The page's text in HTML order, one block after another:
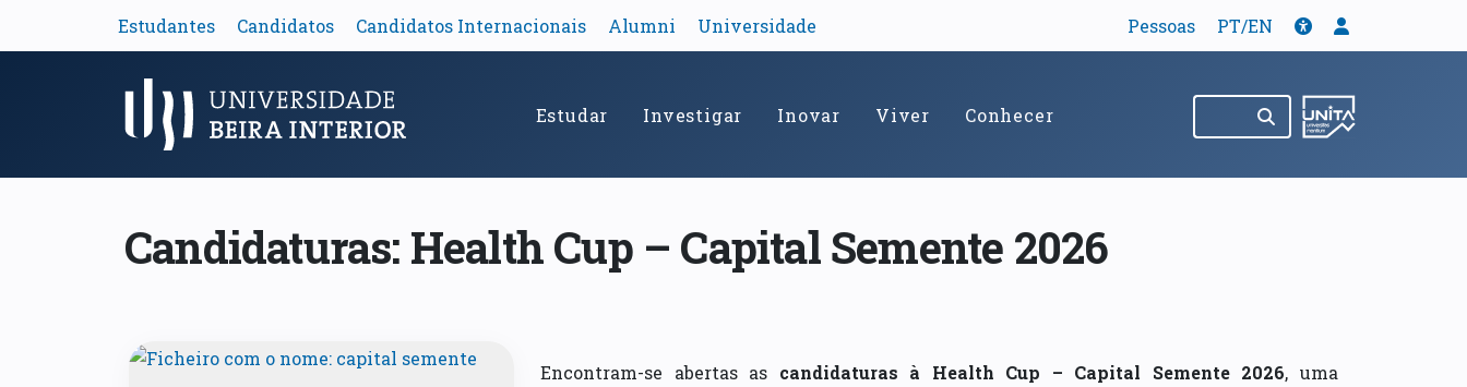
Estudantes Candidatos Candidatos Internacionais Alumni Universidade Pessoas PT/EN Tradução
Acessibilidade
Menu Principal Estudar Investigar Inovar Viver Conhecer Pesquisar no site (abre em
Candidaturas: Health Cup – Capital Semente 2026
Encontram-se abertas as candidaturas à Health Cup – Capital Semente 2026, uma